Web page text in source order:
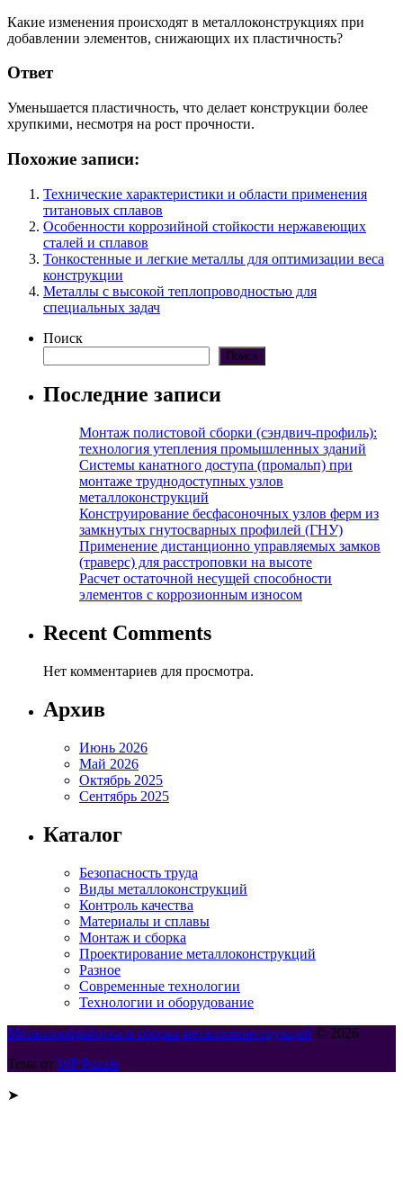
Какие изменения происходят в металлоконструкциях при
добавлении элементов, снижающих их пластичность?
Ответ
Уменьшается пластичность, что делает конструкции более
хрупкими, несмотря на рост прочности.
Похожие записи:
Технические характеристики и области применения
титановых сплавов
Особенности коррозийной стойкости нержавеющих
сталей и сплавов
Тонкостенные и легкие металлы для оптимизации веса
конструкции
Металлы с высокой теплопроводностью для
специальных задач
Поиск
Поиск
Последние записи
Монтаж полистовой сборки (сэндвич-профиль):
технология утепления промышленных зданий
Системы канатного доступа (промальп) при
монтаже труднодоступных узлов
металлоконструкций
Конструирование бесфасоночных узлов ферм из
замкнутых гнутосварных профилей (ГНУ)
Применение дистанционно управляемых замков
(траверс) для расстроповки на высоте
Расчет остаточной несущей способности
элементов с коррозионным износом
Recent Comments
Нет комментариев для просмотра.
Архив
Июнь 2026
Май 2026
Октябрь 2025
Сентябрь 2025
Каталог
Безопасность труда
Виды металлоконструкций
Контроль качества
Материалы и сплавы
Монтаж и сборка
Проектирование металлоконструкций
Разное
Современные технологии
Технологии и оборудование
Металлообработка и сборка металлоконструкций © 2026
Тема от WP Puzzle
➤